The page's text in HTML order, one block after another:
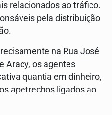
relacionados ao tráfico.
pela distribuição
na Rua José
Aracy, os agentes
quantia em dinheiro,
apetrechos ligados ao